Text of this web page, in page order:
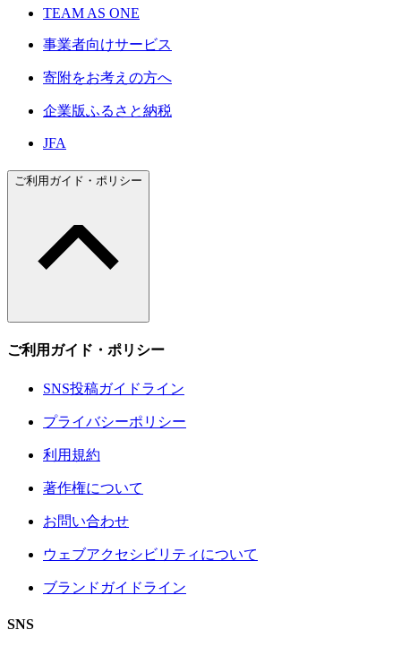
TEAM AS ONE
事業者向けサービス
寄附をお考えの方へ
企業版ふるさと納税
JFA
ご利用ガイド・ポリシー
ご利用ガイド・ポリシー
SNS投稿ガイドライン
プライバシーポリシー
利用規約
著作権について
お問い合わせ
ウェブアクセシビリティについて
ブランドガイドライン
SNS